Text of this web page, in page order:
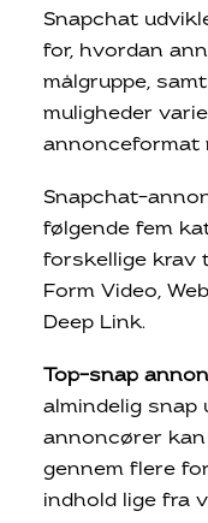
Snapchat
for, hvordan
målgruppe,
muligheder
annonceformat
Snapchat-
følgende fem
forskellige krav
Form Video,
Deep Link.
Top-snap
almindelig snap
annoncører
gennem flere
indhold lige fra